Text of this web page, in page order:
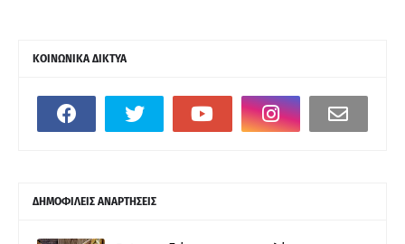
ΚΟΙΝΩΝΙΚΑ ΔΙΚΤΥΑ
ΔΗΜΟΦΙΛΕΙΣ ΑΝΑΡΤΗΣΕΙΣ